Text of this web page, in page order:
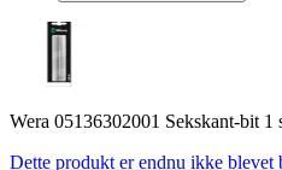
Wera 05136302001 Sekskant-bit 1
Dette produkt er endnu ikke blevet